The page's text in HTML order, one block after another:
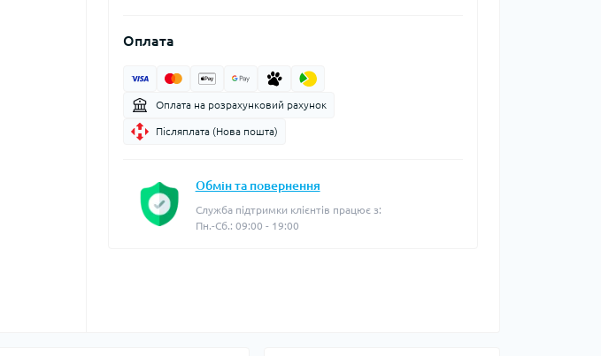
Оплата
Оплата на розрахунковий рахунок
Післяплата (Нова пошта)
Обмін та повернення
Служба підтримки клієнтів працює з:
Пн.-Сб.: 09:00 - 19:00